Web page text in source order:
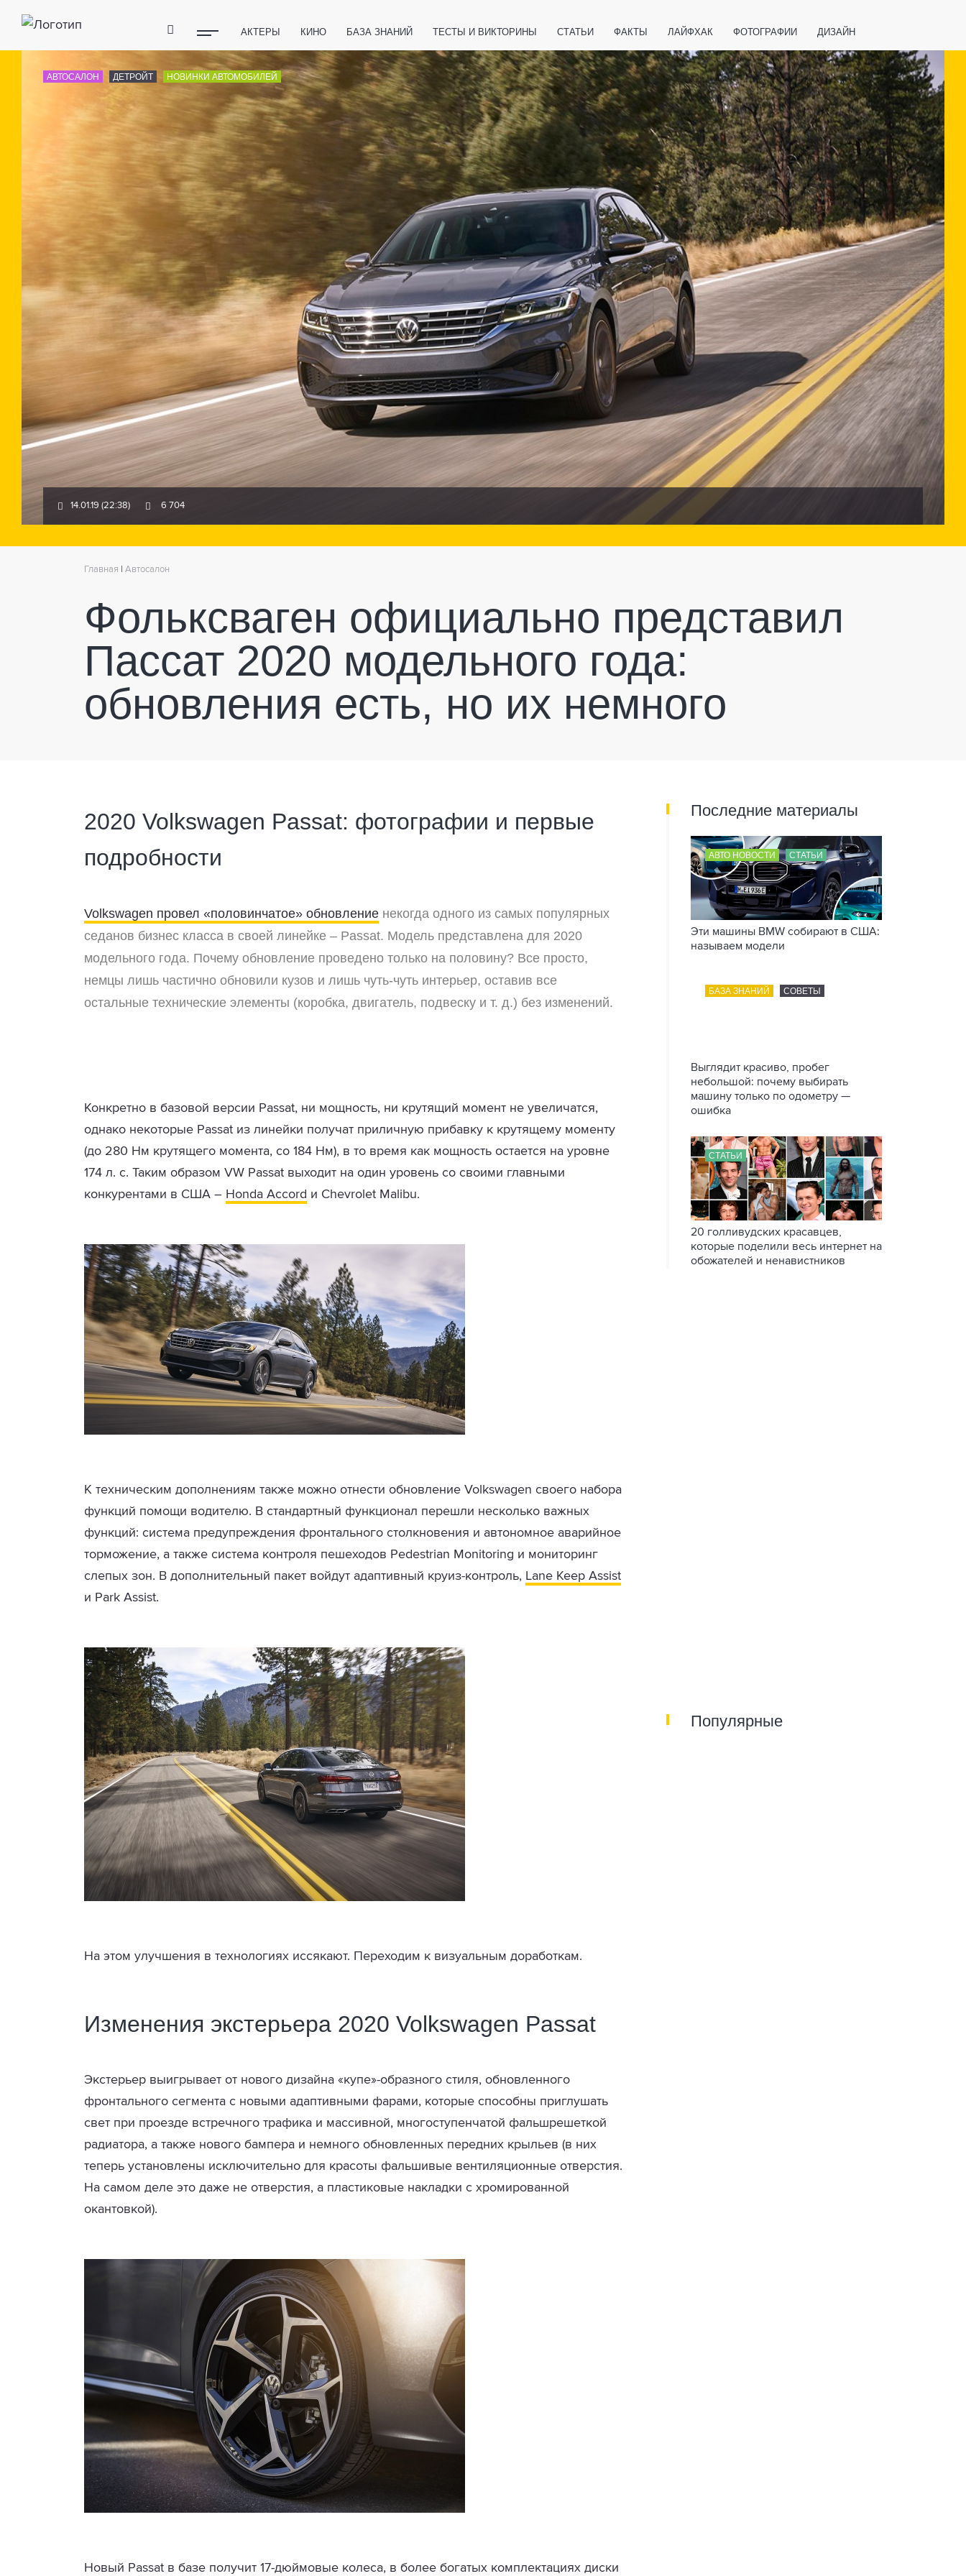
АКТЕРЫ КИНО БАЗА ЗНАНИЙ ТЕСТЫ И ВИКТОРИНЫ СТАТЬИ ФАКТЫ ЛАЙФХАК ФОТОГРАФИИ ДИЗАЙН
ПОЛЕЗНЫЕ СОВЕТЫ ЖИВОТНЫЕ ПОЛЕЗНО ЗНАТЬ ЗАКОНОДАТЕЛЬСТВО ВАЖНО ЗНАТЬ СПОРТ СМАРТФОНЫ ПОЛЕЗНОЕ
ФИТНЕС ТЕХНОЛОГИИ
АВТОСАЛОН ДЕТРОЙТ НОВИНКИ АВТОМОБИЛЕЙ
14.01.19 (22:38) 6 704
Главная Автосалон
Фольксваген официально представил
Пассат 2020 модельного года:
обновления есть, но их немного
2020 Volkswagen Passat: фотографии и первые
подробности
Volkswagen провел «половинчатое» обновление некогда одного из самых популярных
седанов бизнес класса в своей линейке – Passat. Модель представлена для 2020
модельного года. Почему обновление проведено только на половину? Все просто,
немцы лишь частично обновили кузов и лишь чуть-чуть интерьер, оставив все
остальные технические элементы (коробка, двигатель, подвеску и т. д.) без изменений.
Конкретно в базовой версии Passat, ни мощность, ни крутящий момент не увеличатся,
однако некоторые Passat из линейки получат приличную прибавку к крутящему моменту
(до 280 Нм крутящего момента, со 184 Нм), в то время как мощность остается на уровне
174 л. с. Таким образом VW Passat выходит на один уровень со своими главными
конкурентами в США – Honda Accord и Chevrolet Malibu.
К техническим дополнениям также можно отнести обновление Volkswagen своего набора
функций помощи водителю. В стандартный функционал перешли несколько важных
функций: система предупреждения фронтального столкновения и автономное аварийное
торможение, а также система контроля пешеходов Pedestrian Monitoring и мониторинг
слепых зон. В дополнительный пакет войдут адаптивный круиз-контроль, Lane Keep Assist
и Park Assist.
На этом улучшения в технологиях иссякают. Переходим к визуальным доработкам.
Изменения экстерьера 2020 Volkswagen Passat
Экстерьер выигрывает от нового дизайна «купе»-образного стиля, обновленного
фронтального сегмента с новыми адаптивными фарами, которые способны приглушать
свет при проезде встречного трафика и массивной, многоступенчатой фальшрешеткой
радиатора, а также нового бампера и немного обновленных передних крыльев (в них
теперь установлены исключительно для красоты фальшивые вентиляционные отверстия.
На самом деле это даже не отверстия, а пластиковые накладки с хромированной
окантовкой).
Новый Passat в базе получит 17-дюймовые колеса, в более богатых комплектациях диски
Последние материалы
АВТО НОВОСТИ СТАТЬИ
Эти машины BMW собирают в США:
называем модели
БАЗА ЗНАНИЙ СОВЕТЫ
Выглядит красиво, пробег
небольшой: почему выбирать
машину только по одометру —
ошибка
СТАТЬИ
20 голливудских красавцев,
которые поделили весь интернет на
обожателей и ненавистников
Популярные